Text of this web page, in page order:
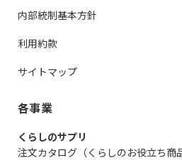
内部統制基本方針
利用約款
サイトマップ
各事業
くらしのサプリ
注文カタログ（くらしのお役立ち商